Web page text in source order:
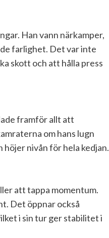
Han vann närkamper,
farlighet. Det var inte
skott och att hålla press
framför allt att
om hans lugn
höjer nivån för hela kedjan.
att tappa momentum.
Det öppnar också
i sin tur ger stabilitet i